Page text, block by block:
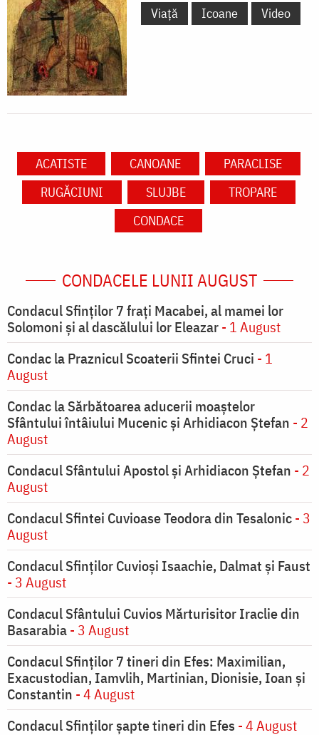
Viață
Icoane Video
ACATISTE CANOANE
PARACLISE
RUGĂCIUNI
SLUJBE
TROPARE
CONDACE
CONDACELE LUNII AUGUST
Condacul Sfinţilor 7 fraţi Macabei, al mamei lor
Solomoni şi al dascălului lor Eleazar- 1 August
Condac la Praznicul Scoaterii Sfintei Cruci - 1
August
Condac la Sărbătoarea aducerii moaştelor
Sfântului întâiului Mucenic şi Arhidiacon Ştefan - 2
August
Condacul Sfântului Apostol și Arhidiacon Ștefan - 2
August
Condacul Sfintei Cuvioase Teodora din Tesalonic- 3
August
Condacul Sfinţilor Cuvioşi Isaachie, Dalmat şi Faust
- 3 August
Condacul Sfântului Cuvios Mărturisitor Iraclie din
Basarabia- 3 August
Condacul Sfinţilor 7 tineri din Efes: Maximilian,
Exacustodian, Iamvlih, Martinian, Dionisie, Ioan şi
Constantin - 4 August
Condacul Sfinţilor şapte tineri din Efes - 4 August